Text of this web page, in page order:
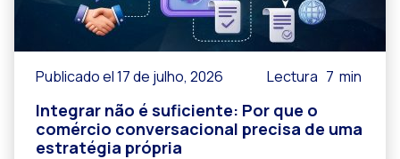
Publicado el 17 de julho, 2026 Lectura 7 min
Integrar não é suficiente: Por que o
comércio conversacional precisa de uma
estratégia própria